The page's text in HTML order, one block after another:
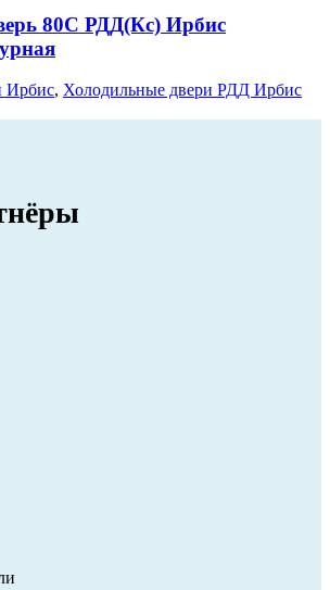
80С РДД(Кс) Ирбис
Ирбис, Холодильные двери РДД Ирбис